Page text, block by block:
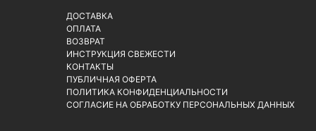
ДОСТАВКА
ОПЛАТА
ВОЗВРАТ
ИНСТРУКЦИЯ СВЕЖЕСТИ
КОНТАКТЫ
ПУБЛИЧНАЯ ОФЕРТА
ПОЛИТИКА КОНФИДЕНЦИАЛЬНОСТИ
СОГЛАСИЕ НА ОБРАБОТКУ ПЕРСОНАЛЬНЫХ ДАННЫХ